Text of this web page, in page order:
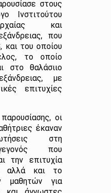
στους
Ινστιτούτου
και
που
και του οποίου
το οποίο
στο θαλάσιιο
με
επιτυχίες
οι
έκαναν
στη
που
την επιτυχία
αλλά και το
μαθητών για